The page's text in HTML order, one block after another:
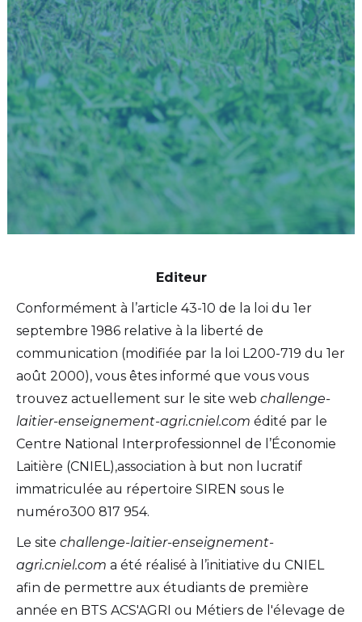
Editeur
Conformément à l’article 43-10 de la loi du 1er
septembre 1986 relative à la liberté de
communication (modifiée par la loi L200-719 du 1er
août 2000), vous êtes informé que vous vous
trouvez actuellement sur le site web challenge-
laitier-enseignement-agri.cniel.com édité par le
Centre National Interprofessionnel de l’Économie
Laitière (CNIEL),association à but non lucratif
immatriculée au répertoire SIREN sous le
numéro300 817 954.
Le site challenge-laitier-enseignement-
agri.cniel.com a été réalisé à l’initiative du CNIEL
afin de permettre aux étudiants de première
année en BTS ACS'AGRI ou Métiers de l'élevage de